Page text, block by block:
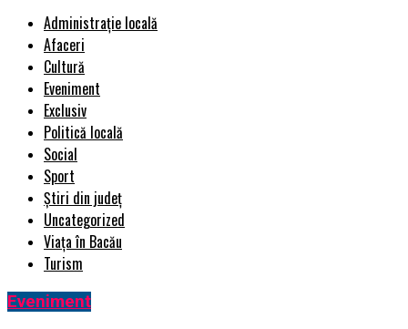
Administrație locală
Afaceri
Cultură
Eveniment
Exclusiv
Politică locală
Social
Sport
Știri din județ
Uncategorized
Viața în Bacău
Turism
Eveniment